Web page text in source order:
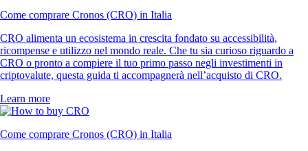
Come comprare Cronos (CRO) in Italia
CRO alimenta un ecosistema in crescita fondato su accessibilità,
ricompense e utilizzo nel mondo reale. Che tu sia curioso riguardo a
CRO o pronto a compiere il tuo primo passo negli investimenti in
criptovalute, questa guida ti accompagnerà nell’acquisto di CRO.
Learn more
Come comprare Cronos (CRO) in Italia